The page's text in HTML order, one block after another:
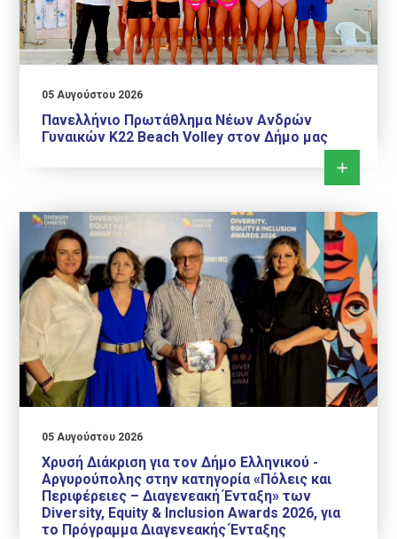
05 Αυγούστου 2026
Πανελλήνιο Πρωτάθλημα Νέων Ανδρών
Γυναικών Κ22 Beach Volley στον Δήμο μας
05 Αυγούστου 2026
Χρυσή Διάκριση για τον Δήμο Ελληνικού -
Αργυρούπολης στην κατηγορία «Πόλεις και
Περιφέρειες – Διαγενεακή Ένταξη» των
Diversity, Equity & Inclusion Awards 2026, για
το Πρόγραμμα Διαγενεακής Ένταξης